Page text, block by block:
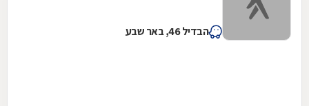
הבדיל 46, באר שבע